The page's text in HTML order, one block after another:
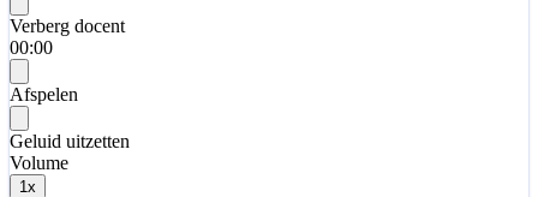
Verberg docent
00:00
Afspelen
Geluid uitzetten
Volume
1 x